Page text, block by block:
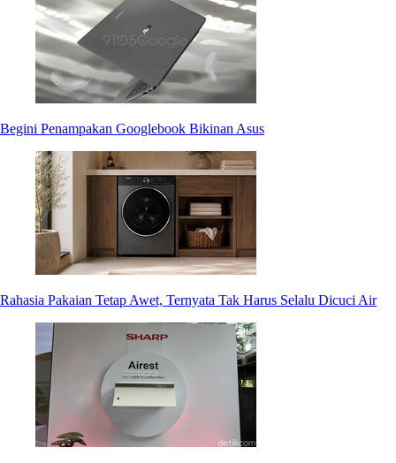
Begini Penampakan Googlebook Bikinan Asus
Rahasia Pakaian Tetap Awet, Ternyata Tak Harus Selalu Dicuci Air